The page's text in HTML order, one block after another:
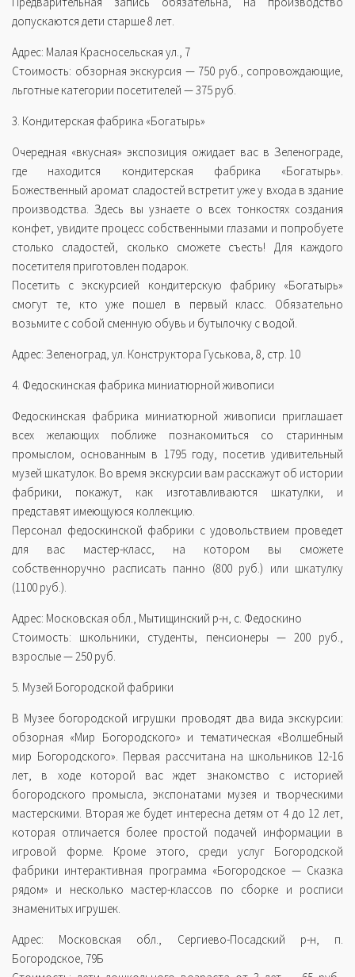
допускаются дети старше 8 лет.
Адрес: Малая Красносельская ул., 7
Стоимость: обзорная экскурсия — 750 руб., сопровождающие,
льготные категории посетителей — 375 руб.
3. Кондитерская фабрика «Богатырь»
Очередная «вкусная» экспозиция ожидает вас в Зеленограде,
где находится кондитерская фабрика «Богатырь».
Божественный аромат сладостей встретит уже у входа в здание
производства. Здесь вы узнаете о всех тонкостях создания
конфет, увидите процесс собственными глазами и попробуете
столько сладостей, сколько сможете съесть! Для каждого
посетителя приготовлен подарок.
Посетить с экскурсией кондитерскую фабрику «Богатырь»
смогут те, кто уже пошел в первый класс. Обязательно
возьмите с собой сменную обувь и бутылочку с водой.
Адрес: Зеленоград, ул. Конструктора Гуськова, 8, стр. 10
4. Федоскинская фабрика миниатюрной живописи
Федоскинская фабрика миниатюрной живописи приглашает
всех желающих поближе познакомиться со старинным
промыслом, основанным в 1795 году, посетив удивительный
музей шкатулок. Во время экскурсии вам расскажут об истории
фабрики, покажут, как изготавливаются шкатулки, и
представят имеющуюся коллекцию.
Персонал федоскинской фабрики с удовольствием проведет
для вас мастер-класс, на котором вы сможете
собственноручно расписать панно (800 руб.) или шкатулку
(1100 руб.).
Адрес: Московская обл., Мытищинский р-н, с. Федоскино
Стоимость: школьники, студенты, пенсионеры — 200 руб.,
взрослые — 250 руб.
5. Музей Богородской фабрики
В Музее богородской игрушки проводят два вида экскурсии:
обзорная «Мир Богородского» и тематическая «Волшебный
мир Богородского». Первая рассчитана на школьников 12-16
лет, в ходе которой вас ждет знакомство с историей
богородского промысла, экспонатами музея и творческими
мастерскими. Вторая же будет интересна детям от 4 до 12 лет,
которая отличается более простой подачей информации в
игровой форме. Кроме этого, среди услуг Богородской
фабрики интерактивная программа «Богородское — Сказка
рядом» и несколько мастер-классов по сборке и росписи
знаменитых игрушек.
Адрес: Московская обл., Сергиево-Посадский р-н, п.
Богородское, 79Б